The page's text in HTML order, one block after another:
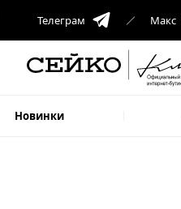
Телеграм Макс
Новинки